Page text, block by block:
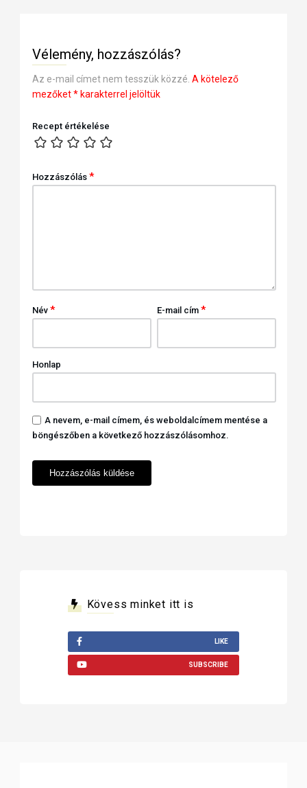
Vélemény, hozzászólás?
Az e-mail címet nem tesszük közzé. A kötelező
mezőket*karakterrel jelöltük
Recept értékelése
Hozzászólás *
Név * E-mail cím*
Honlap
A nevem, e-mail címem, és weboldalcímem mentése a
böngészőben a következő hozzászólásomhoz.
Kövess minket itt is
LIKE
SUBSCRIBE